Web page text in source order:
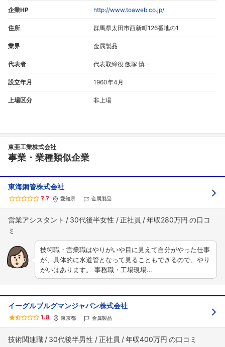
企業HP http://www.toaweb.co.jp/
住所 群馬県太田市西新町126番地の1
業界 金属製品
代表者 代表取締役 飯塚 慎一
設立年月 1960年4月
上場区分 非上場
東亜工業株式会社
事業・業種類似企業
東海鋼管株式会社
?.? 愛知県 金属製品
営業アシスタント 30代後半女性 正社員 年収280万円
技術職・営業職はやりがいや目に見えて自分がやった仕事
が、具体的に水道管となって見ることもできるので、やり
がいはあります。 事務職・工場現場…
イーグルブルグマンジャパン株式会社
1.8 東京都 金属製品
技術関連職 30代後半男性 正社員 年収400万円